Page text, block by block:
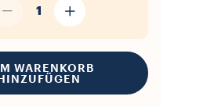
1
WARENKORB